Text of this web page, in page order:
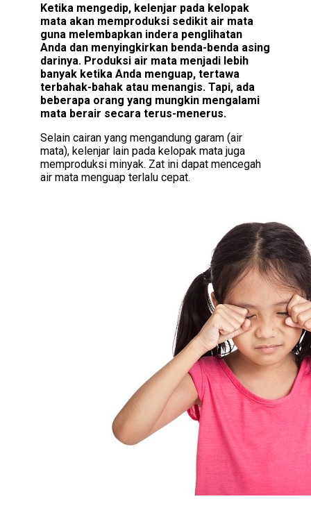
Ketika mengedip, kelenjar pada kelopak
mata akan memproduksi sedikit air mata
guna melembapkan indera penglihatan
Anda dan menyingkirkan benda-benda asing
darinya. Produksi air mata menjadi lebih
banyak ketika Anda menguap, tertawa
terbahak-bahak atau menangis. Tapi, ada
beberapa orang yang mungkin mengalami
mata berair secara terus-menerus.
Selain cairan yang mengandung garam (air
mata), kelenjar lain pada kelopak mata juga
memproduksi minyak. Zat ini dapat mencegah
air mata menguap terlalu cepat.